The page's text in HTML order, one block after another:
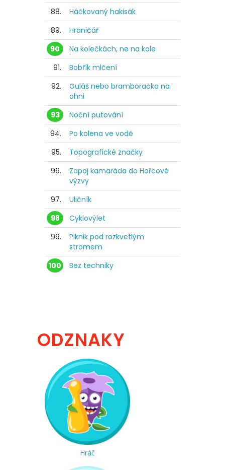
88.
Háčkovaný hakisák
89.
Hraničář
90
Na kolečkách, ne na kole
91.
Bobřík mlčení
92.
Guláš nebo bramboračka na
ohni
93
Noční putování
94.
Po kolena ve vodě
95.
Topografické značky
96.
Zapoj kamaráda do Hořcové
výzvy
97.
Uličník
98
Cyklovýlet
99.
Piknik pod rozkvetlým
stromem
100
Bez techniky
ODZNAKY
Hráč